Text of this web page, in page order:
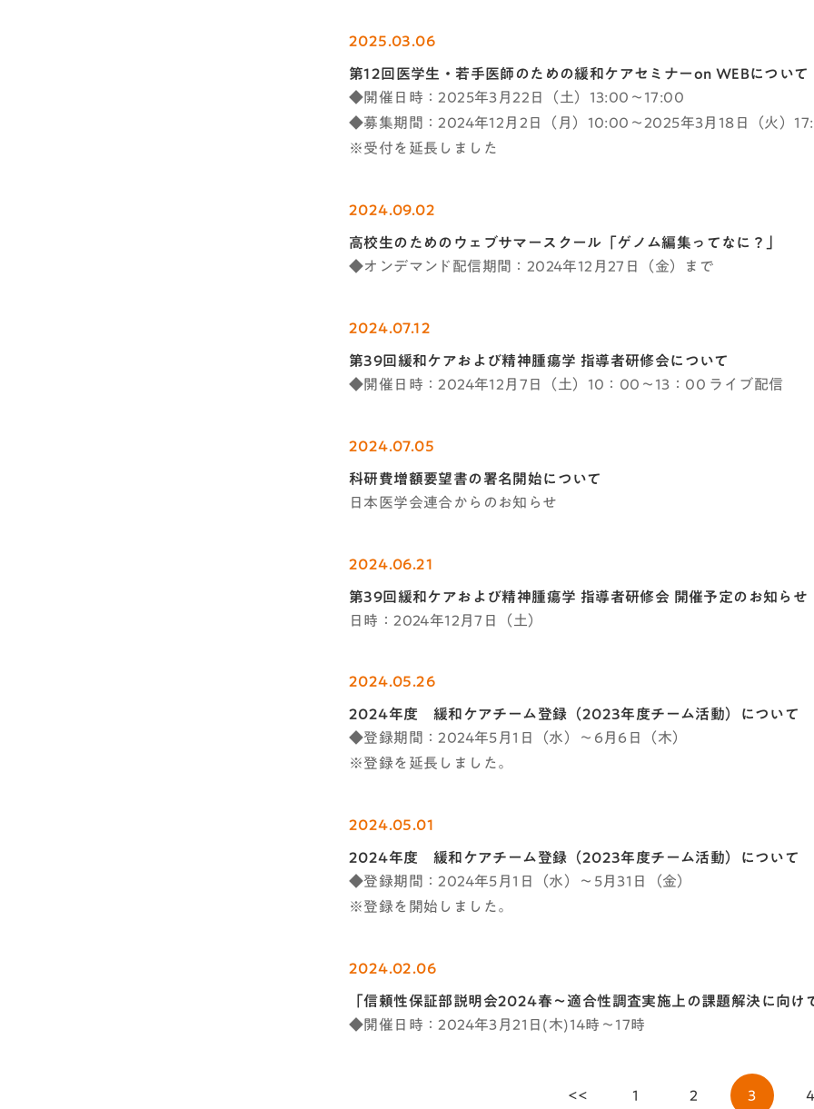
2025.03.06
第12回医学生・若手医師のための緩和ケアセミナーon WEBについて
◆開催日時：2025年3月22日（土）13:00～17:00
◆募集期間：2024年12月2日（月）10:00～2025年3月18日（火）
※受付を延長しました
2024.09.02
高校生のためのウェブサマースクール「ゲノム編集ってなに？」
◆オンデマンド配信期間：2024年12月27日（金）まで
2024.07.12
第39回緩和ケアおよび精神腫瘍学 指導者研修会について
◆開催日時：2024年12月7日（土）10：00～13：00 ライブ配信
2024.07.05
科研費増額要望書の署名開始について
日本医学会連合からのお知らせ
2024.06.21
第39回緩和ケアおよび精神腫瘍学 指導者研修会 開催予定のお知らせ
日時：2024年12月7日（土）
2024.05.26
2024年度 緩和ケアチーム登録（2023年度チーム活動）について​
◆登録期間：2024年5月1日（水）～6月6日（木）
※登録を延長しました。
2024.05.01
2024年度 緩和ケアチーム登録（2023年度チーム活動）について​
◆登録期間：2024年5月1日（水）～5月31日（金）
※登録を開始しました。
2024.02.06
「信頼性保証部説明会2024春～適合性調査実施上の課題解決に向け
◆開催日時：2024年3月21日(木)14時～17時
<< 1 2 3